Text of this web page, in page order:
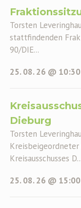
Torsten
stattfindenden
90/DIE...
25. 08. 26 @ 10:30
Dieburg
Torsten
Kreisausschusses D...
25. 08. 26 @ 15:00